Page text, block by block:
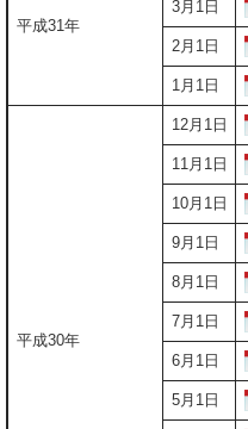
平成31年
3月1日
2月1日
1月1日
平成30年
12月1日
11月1日
10月1日
9月1日
8月1日
7月1日
6月1日
5月1日